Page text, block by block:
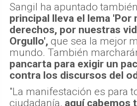
Sangil ha apuntado
principal lleva el lema 'Por
derechos, por nuestras
Orgullo', que sea la mejor
mundo. También
pancarta para exigir un
contra los discursos del
"La manifestación es para
ciudadanía, aquí cabemos